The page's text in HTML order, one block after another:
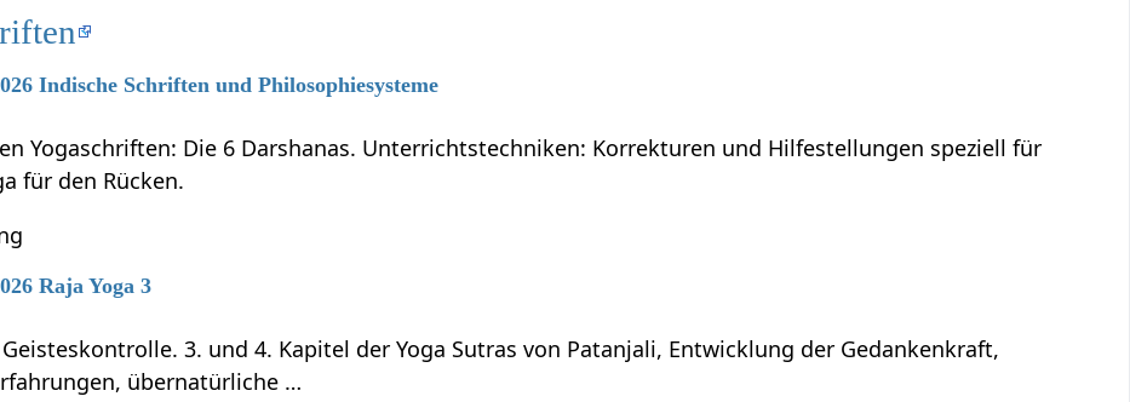
Indische Schriften und Philosophiesysteme
Yogaschriften: Die 6 Darshanas. Unterrichtstechniken: Korrekturen und Hilfestellungen speziell für
für den Rücken.
Raja Yoga 3
Geisteskontrolle. 3. und 4. Kapitel der Yoga Sutras von Patanjali, Entwicklung der Gedankenkraft,
übernatürliche …